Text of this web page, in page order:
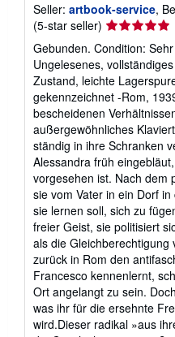
Seller: artbook-service,
(5-star seller) Seller
rating
5
out
of
5
stars
Gebunden. Condition:
Ungelesenes,
Zustand, leichte
gekennzeichnet -Rom,
bescheidenen
außergewöhnliches
ständig in ihre Schranken
Alessandra früh
vorgesehen ist. Nach dem
sie vom Vater in ein Dorf
sie lernen soll, sich zu
freier Geist, sie politisiert
als die
zurück in Rom den
Francesco kennenlernt,
Ort angelangt zu sein.
was ihr für die ersehnte
wird.Dieser radikal »aus